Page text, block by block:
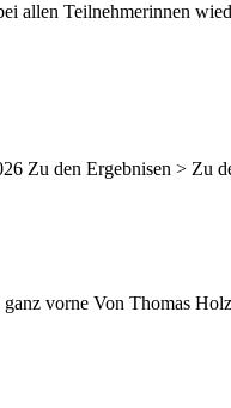
allen Teilnehmerinnen
Zu den Ergebnisen > Zu
vorne Von Thomas